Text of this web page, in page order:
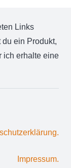
Links
du ein Produkt,
ich erhalte eine
Impressum.